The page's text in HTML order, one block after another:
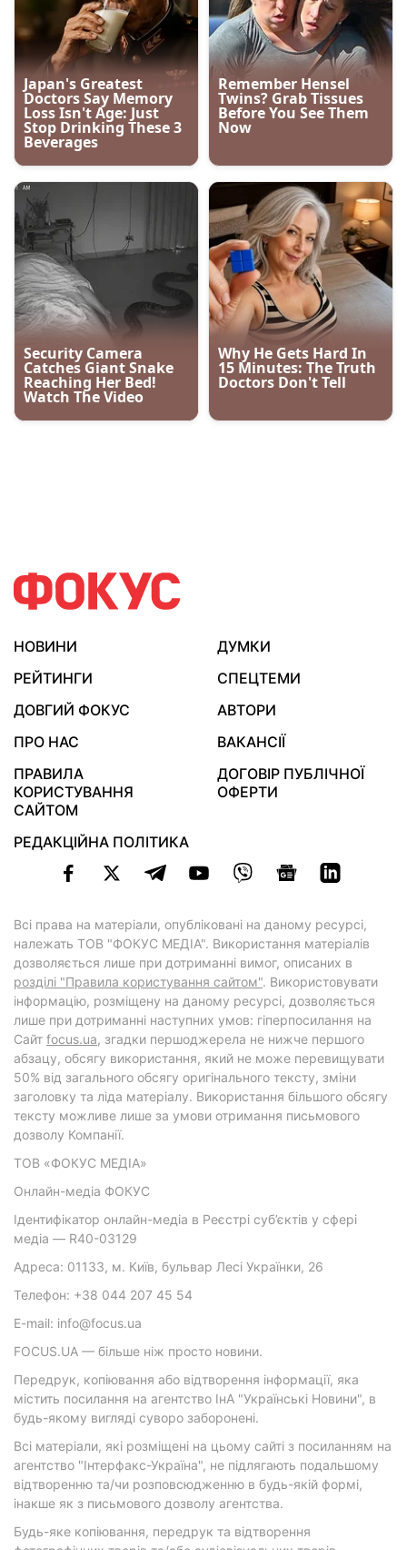
НОВИНИ
ДУМКИ
РЕЙТИНГИ
СПЕЦТЕМИ
ДОВГИЙ ФОКУС
АВТОРИ
ПРО НАС
ВАКАНСІЇ
ПРАВИЛА
КОРИСТУВАННЯ
САЙТОМ
ДОГОВІР ПУБЛІЧНОЇ
ОФЕРТИ
РЕДАКЦІЙНА ПОЛІТИКА
Всі права на матеріали, опубліковані на даному ресурсі,
належать ТОВ "ФОКУС МЕДІА". Використання матеріалів
дозволяється лише при дотриманні вимог, описаних в
розділі "Правила користування сайтом". Використовувати
інформацію, розміщену на даному ресурсі, дозволяється
лише при дотриманні наступних умов: гіперпосилання на
Cайт focus.ua, згадки першоджерела не нижче першого
абзацу, обсягу використання, який не може перевищувати
50% від загального обсягу оригінального тексту, зміни
заголовку та ліда матеріалу. Використання більшого обсягу
тексту можливе лише за умови отримання письмового
дозволу Компанії.
ТОВ «ФОКУС МЕДІА»
Онлайн-медіа ФОКУС
Ідентифікатор онлайн-медіа в Реєстрі суб’єктів у сфері
медіа — R40-03129
Адреса: 01133, м. Київ, бульвар Лесі Українки, 26
Телефон: +38 044 207 45 54
E-mail: info@focus.ua
FOCUS.UA — більше ніж просто новини.
Передрук, копіювання або відтворення інформації, яка
містить посилання на агентство ІнА "Українські Новини", в
будь-якому вигляді суворо заборонені.
Всі матеріали, які розміщені на цьому сайті з посиланням на
агентство "Інтерфакс-Україна", не підлягають подальшому
відтворенню та/чи розповсюдженню в будь-якій формі,
інакше як з письмового дозволу агентства.
Будь-яке копіювання, передрук та відтворення